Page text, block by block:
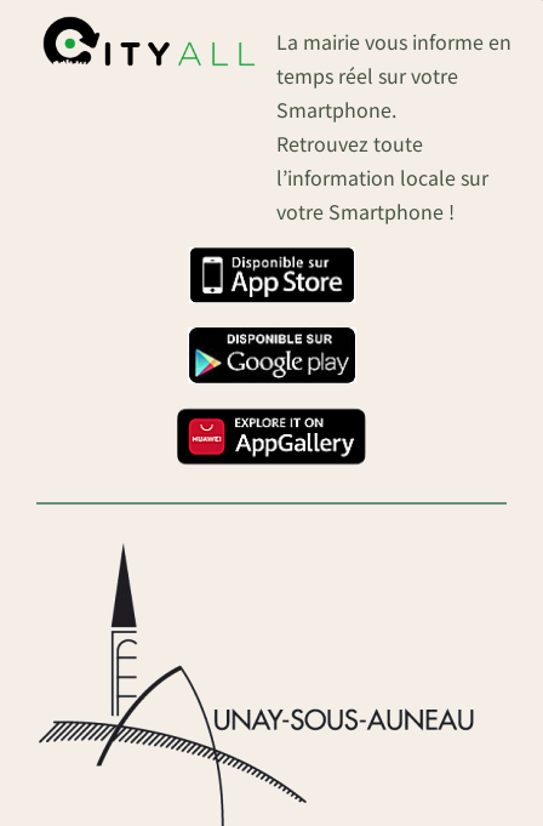
La mairie vous informe en
temps réel sur votre
Smartphone.
Retrouvez toute
l’information locale sur
votre Smartphone !